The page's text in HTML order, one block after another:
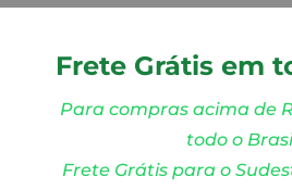
Frete Grátis em
Para compras acima de
todo o
Frete Grátis para o